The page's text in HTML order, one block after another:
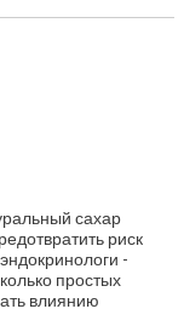
сахар
риск
-
простых
влиянию